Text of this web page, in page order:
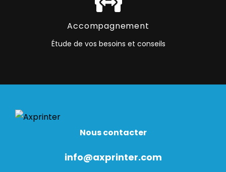
Accompagnement
Étude de vos besoins et conseils
Nous contacter
info@axprinter.com